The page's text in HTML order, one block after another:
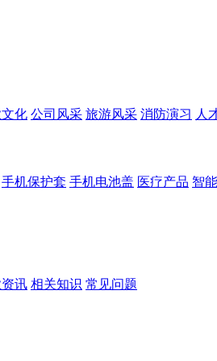
化 公司风采 旅游风采 消防演习 人
手机保护套 手机电池盖 医疗产品 智
讯 相关知识 常见问题